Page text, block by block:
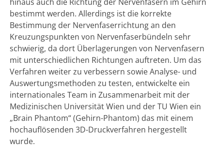
bestimmt werden. Allerdings ist die korrekte
Bestimmung der Nervenfaserrichtung an den
Kreuzungspunkten von Nervenfaserbündeln sehr
schwierig, da dort Überlagerungen von Nervenfasern
mit unterschiedlichen Richtungen auftreten. Um das
Verfahren weiter zu verbessern sowie Analyse- und
Auswertungsmethoden zu testen, entwickelte ein
internationales Team in Zusammenarbeit mit der
Medizinischen Universität Wien und der TU Wien ein
„Brain Phantom“ (Gehirn-Phantom) das mit einem
hochauflösenden 3D-Druckverfahren hergestellt
wurde.